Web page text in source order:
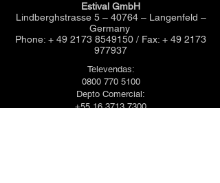
Estival GmbH
Lindberghstrasse 5 – 40764 – Langenfeld –
Germany
Phone: + 49 2173 8549150 / Fax: + 49 2173
977937
Televendas:
0800 770 5100
Depto Comercial:
+55 16 3713 7300